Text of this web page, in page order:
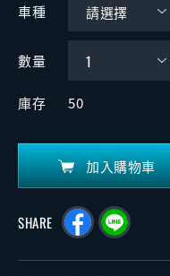
車種
數量
庫存 50
加入購物車
SHARE